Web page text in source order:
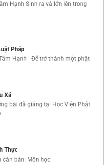
Hạnh Sinh ra và lớn lên trong
Pháp
Hạnh Để trở thành một phật
Xá
bài đã giảng tại Học Viện Phật
Thực
tin căn bản: Môn học: